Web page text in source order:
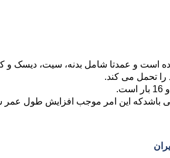
است و عمدتا شامل بدنه، سیت، دیسک و
باشدکه این امر موجب افزایش طول